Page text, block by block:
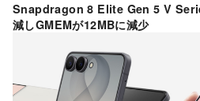
Snapdragon 8 Elite Gen 5 V
減しGMEMが12MBに減少